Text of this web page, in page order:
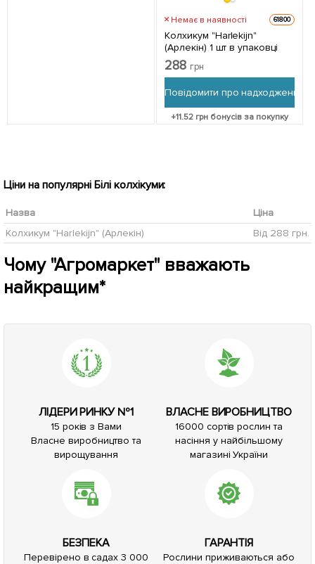
Немає в наявності 61800
Колхикум "Harlekijn"
(Арлекін) 1 шт в упаковці
288 грн
Повідомити про надходження
+11.52 грн бонусів за покупку
Ціни на популярні Білі колхікуми:
Назва
Ціна
Колхикум "Harlekijn" (Арлекін)
Від 288 грн.
Чому "Агромаркет" вважають
найкращим*
ЛІДЕРИ РИНКУ №1
15 років з Вами
Власне виробництво та
вирощування
ВЛАСНЕ ВИРОБНИЦТВО
16000 сортів рослин та
насіння у найбільшому
магазині України
БЕЗПЕКА
Перевірено в садах 3 000
ГАРАНТІЯ
Рослини приживаються або